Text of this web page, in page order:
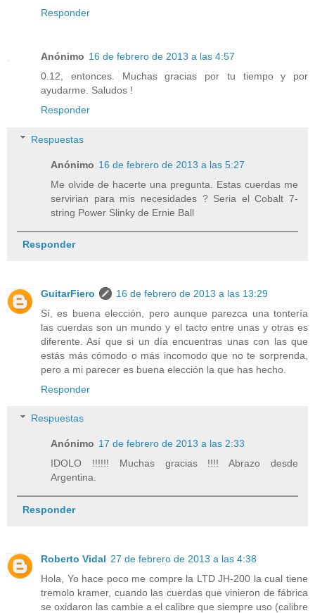
Responder
Anónimo 16 de febrero de 2013 a las 4:57
0.12, entonces. Muchas gracias por tu tiempo y por
ayudarme. Saludos !
Responder
Respuestas
Anónimo 16 de febrero de 2013 a las 5:27
Me olvide de hacerte una pregunta. Estas cuerdas me
servirian para mis necesidades ? Seria el Cobalt 7-
string Power Slinky de Ernie Ball
Responder
GuitarFiero
16 de febrero de 2013 a las 13:29
Sí, es buena elección, pero aunque parezca una tontería
las cuerdas son un mundo y el tacto entre unas y otras es
diferente. Así que si un día encuentras unas con las que
estás más cómodo o más incomodo que no te sorprenda,
pero a mi parecer es buena elección la que has hecho.
Responder
Respuestas
Anónimo 17 de febrero de 2013 a las 2:33
IDOLO !!!!!! Muchas gracias !!!! Abrazo desde
Argentina.
Responder
Roberto Vidal 27 de febrero de 2013 a las 4:38
Hola, Yo hace poco me compre la LTD JH-200 la cual tiene
tremolo kramer, cuando las cuerdas que vinieron de fábrica
se oxidaron las cambie a el calibre que siempre uso (calibre